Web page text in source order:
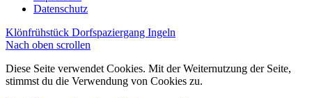
Datenschutz
Klönfrühstück Dorfspaziergang Ingeln
Nach oben scrollen
Diese Seite verwendet Cookies. Mit der Weiternutzung der Seite,
stimmst du die Verwendung von Cookies zu.